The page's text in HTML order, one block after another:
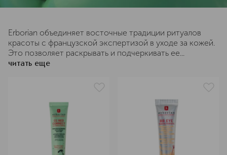
Erborian объединяет восточные традиции ритуалов
красоты с французской экспертизой в уходе за кожей.
Это позволяет раскрывать и подчеркивать ее...
читать еще